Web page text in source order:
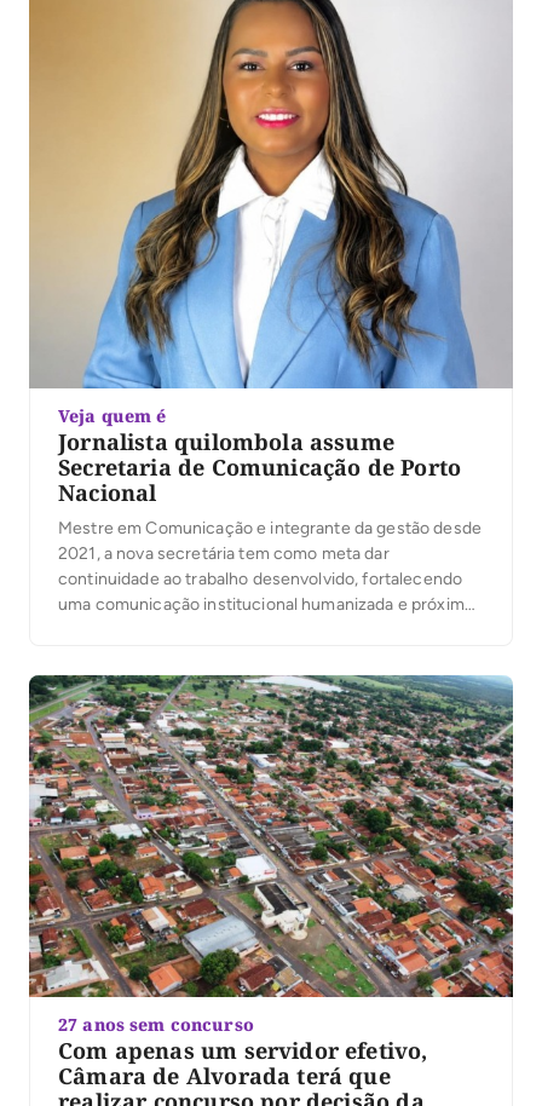
Veja quem é
Jornalista quilombola assume
Secretaria de Comunicação de Porto
Nacional
Mestre em Comunicação e integrante da gestão desde
2021, a nova secretária tem como meta dar
continuidade ao trabalho desenvolvido, fortalecendo
uma comunicação institucional humanizada e próxima
27 anos sem concurso
Com apenas um servidor efetivo,
Câmara de Alvorada terá que